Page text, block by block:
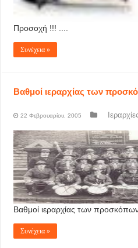
Προσοχή !!! ....
Συνέχεια »
Βαθμοί ιεραρχίας των
22 Φεβρουαρίου, 2005
Βαθμοί ιεραρχίας των προσκόπων
Συνέχεια »